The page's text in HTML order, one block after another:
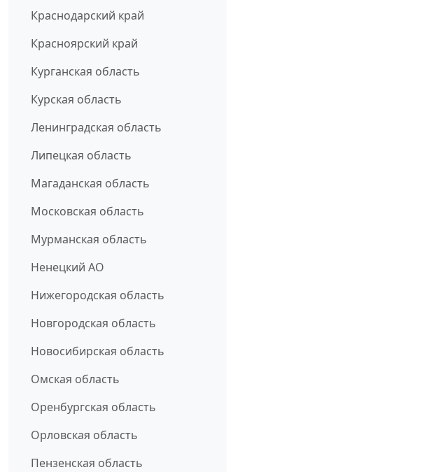
Краснодарский край
Красноярский край
Курганская область
Курская область
Ленинградская область
Липецкая область
Магаданская область
Московская область
Мурманская область
Ненецкий АО
Нижегородская область
Новгородская область
Новосибирская область
Омская область
Оренбургская область
Орловская область
Пензенская область